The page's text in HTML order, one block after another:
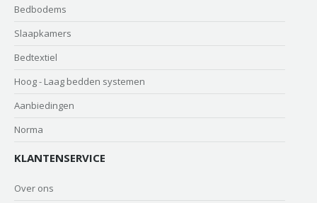
Bedbodems
Slaapkamers
Bedtextiel
Hoog - Laag bedden systemen
Aanbiedingen
Norma
KLANTENSERVICE
Over ons